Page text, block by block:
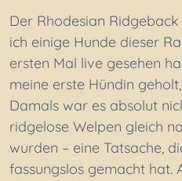
Der Rhodesian
ich einige Hunde dieser
ersten Mal live gesehen
meine erste Hündin
Damals war es absolut
ridgelose Welpen gleich
wurden – eine Tatsache,
fassungslos gemacht hat.